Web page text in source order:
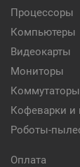
Процессоры
Компьютеры
Видеокарты
Мониторы
Коммутаторы
Кофеварки
Роботы-
Оплата